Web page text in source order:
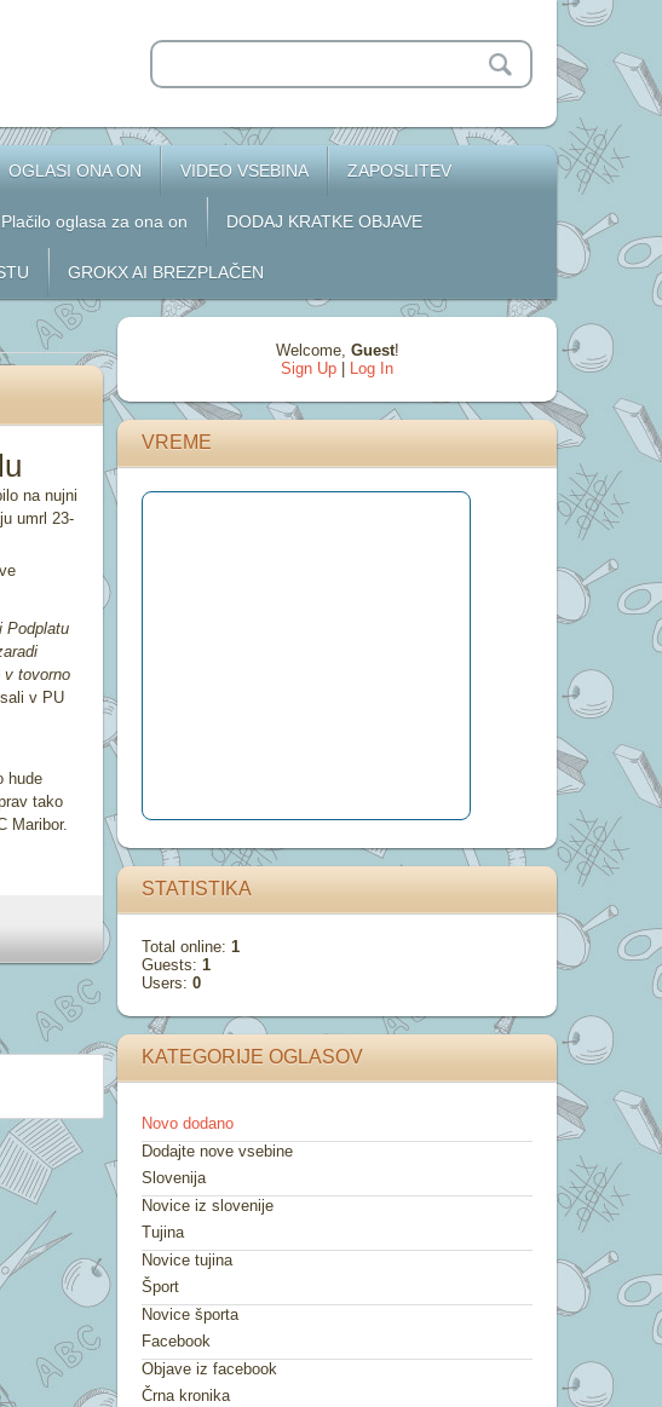
OGLASI ONA ON VIDEO VSEBINA ZAPOSLITEV
Plačilo oglasa za ona on DODAJ KRATKE OBJAVE
GROKX AI BREZPLAČEN
na nujni
umrl 23-
Podplatu
v tovorno
v PU
hude
tako
Maribor.
Welcome, Guest!
Sign Up
Log In
VREME
STATISTIKA
Total online:1
Guests:1
Users:0
KATEGORIJE OGLASOV
Novo dodano
Dodajte nove vsebine
Slovenija
Novice iz slovenije
Tujina
Novice tujina
Šport
Novice športa
Facebook
Objave iz facebook
Črna kronika